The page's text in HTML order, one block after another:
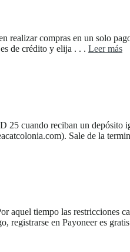
realizar compras en un solo
de crédito y elija . . . Leer más
25 cuando reciban un
Sale de la
aquel tiempo las restricciones
registrarse en Payoneer es